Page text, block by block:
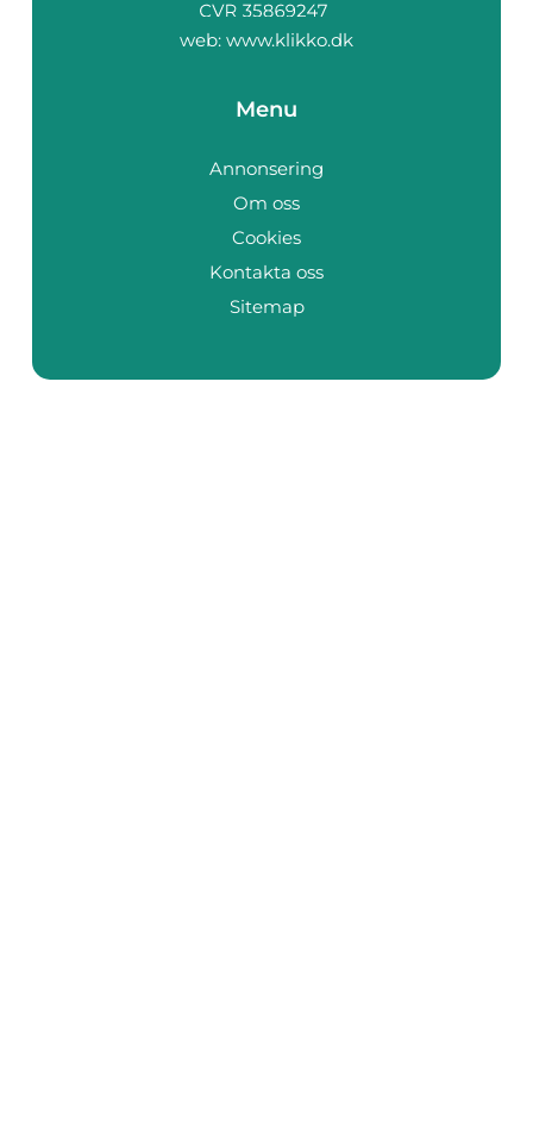
web: www.klikko.dk
Menu
Annonsering
Om oss
Cookies
Kontakta oss
Sitemap